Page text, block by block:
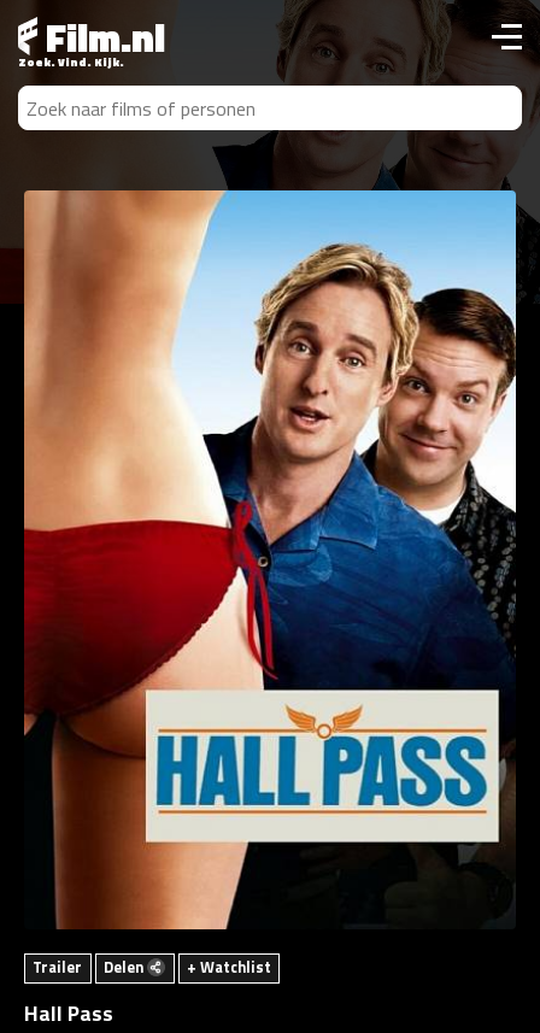
Film.nl
Zoek. Vind. Kijk.
Trailer Delen + Watchlist
Hall Pass